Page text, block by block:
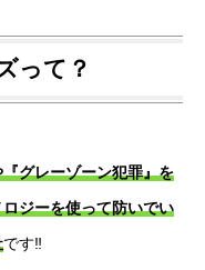
って？
グレーゾーン犯罪』を
ジーを使って防いでい
です‼